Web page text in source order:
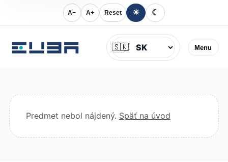
A− A+ Reset ☀ ☾
Menu
Jazyk
🇸🇰
Predmet nebol nájdený. Späť na úvod